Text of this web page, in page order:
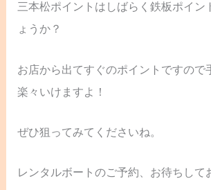
三本松ポイントはしばらく鉄板ポイン
ょうか？
お店から出てすぐのポイントですので
楽々いけますよ！
ぜひ狙ってみてくださいね。
レンタルボートのご予約、お待ちして